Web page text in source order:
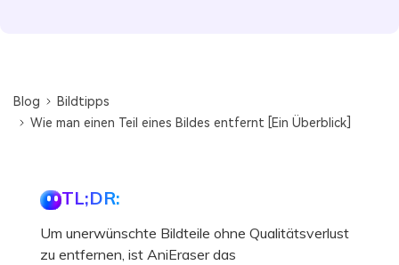
Blog
Bildtipps
Wie man einen Teil eines Bildes entfernt [Ein Überblick]
TL;DR:
Um unerwünschte Bildteile ohne Qualitätsverlust
zu entfernen, ist AniEraser das